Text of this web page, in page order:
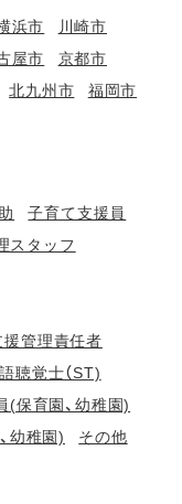
浜市
川崎市
屋市
京都市
北九州市
福岡市
子育て支援員
スタッフ
援管理責任者
聴覚士（ST)
(保育園、幼稚園)
幼稚園) その他